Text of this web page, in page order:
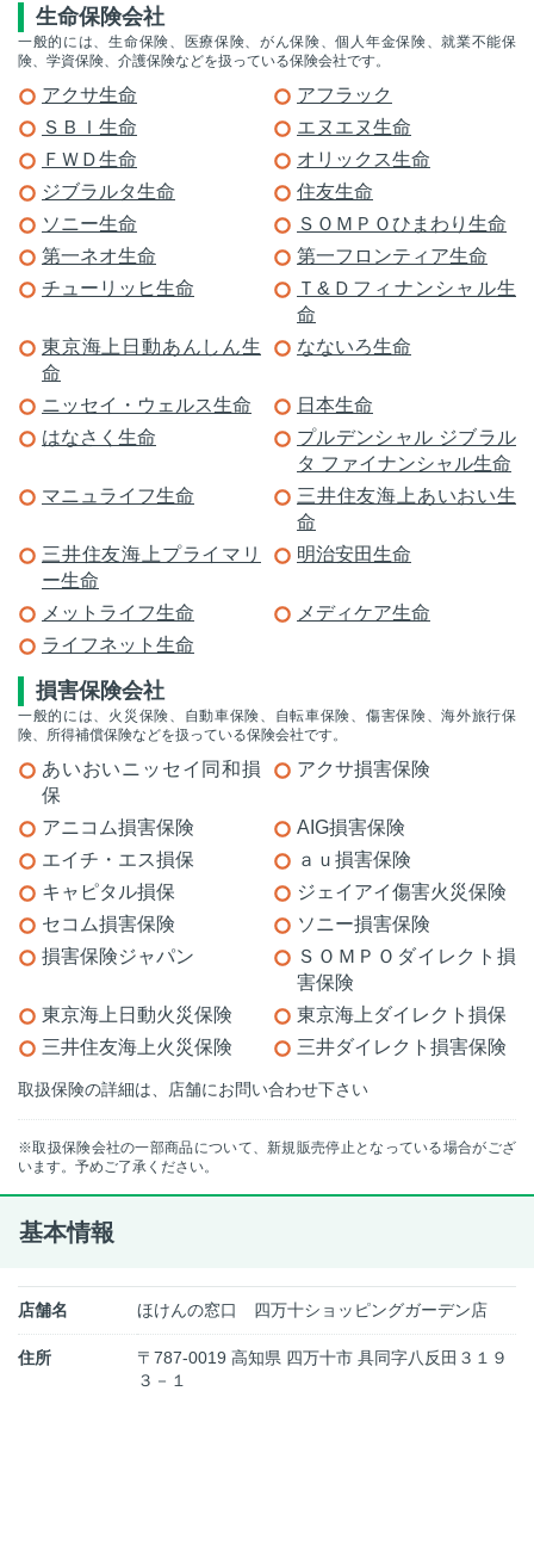
生命保険会社
一般的には、生命保険、医療保険、がん保険、個人年金保険、就業不能保
険、学資保険、介護保険などを扱っている保険会社です。
アクサ生命
アフラック
ＳＢＩ生命
エヌエヌ生命
ＦＷＤ生命
オリックス生命
ジブラルタ生命
住友生命
ソニー生命
ＳＯＭＰＯひまわり生命
第一ネオ生命
第一フロンティア生命
チューリッヒ生命
Ｔ&Ｄフィナンシャル生
命
東京海上日動あんしん生
命
なないろ生命
ニッセイ・ウェルス生命
日本生命
はなさく生命
プルデンシャル ジブラル
タ ファイナンシャル生命
マニュライフ生命
三井住友海上あいおい生
命
三井住友海上プライマリ
ー生命
明治安田生命
メットライフ生命
メディケア生命
ライフネット生命
損害保険会社
一般的には、火災保険、自動車保険、自転車保険、傷害保険、海外旅行保
険、所得補償保険などを扱っている保険会社です。
あいおいニッセイ同和損
保
アクサ損害保険
アニコム損害保険
AIG損害保険
エイチ・エス損保
ａｕ損害保険
キャピタル損保
ジェイアイ傷害火災保険
セコム損害保険
ソニー損害保険
損害保険ジャパン
ＳＯＭＰＯダイレクト損
害保険
東京海上日動火災保険
東京海上ダイレクト損保
三井住友海上火災保険
三井ダイレクト損害保険
取扱保険の詳細は、店舗にお問い合わせ下さい
※取扱保険会社の一部商品について、新規販売停止となっている場合がござ
います。予めご了承ください。
基本情報
店舗名 ほけんの窓口 四万十ショッピングガーデン店
住所
〒787-0019 高知県 四万十市 具同字八反田３１９
３－１